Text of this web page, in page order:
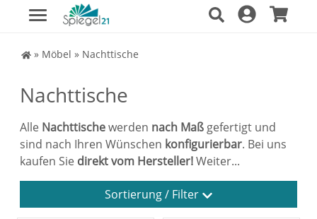
Spiegel Shop
» Möbel » Nachttische
Nachttische
Alle Nachttischewerden nach Maß gefertigt und
sind nach Ihren Wünschen konfigurierbar. Bei uns
kaufen Sie direkt vom Hersteller!Weiter...
Sortierung / Filter